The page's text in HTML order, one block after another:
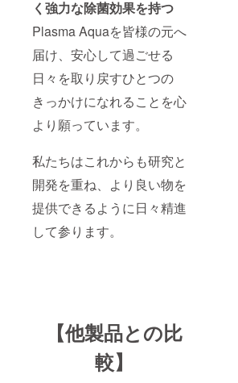
く強力な除菌効果を持つ
Plasma Aquaを皆様の元へ
届け、安心して過ごせる
日々を取り戻すひとつの
きっかけになれることを心
より願っています。
私たちはこれからも研究と
開発を重ね、より良い物を
提供できるように日々精進
して参ります。
【他製品との比
較】